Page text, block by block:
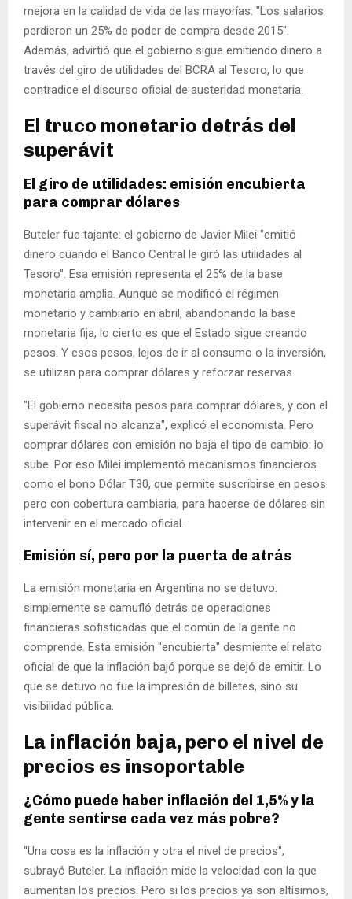
mejora en la calidad de vida de las mayorías: "Los salarios
perdieron un 25% de poder de compra desde 2015".
Además, advirtió que el gobierno sigue emitiendo dinero a
través del giro de utilidades del BCRA al Tesoro, lo que
contradice el discurso oficial de austeridad monetaria.
El truco monetario detrás del
superávit
El giro de utilidades: emisión encubierta
para comprar dólares
Buteler fue tajante: el gobierno de Javier Milei "emitió
dinero cuando el Banco Central le giró las utilidades al
Tesoro". Esa emisión representa el 25% de la base
monetaria amplia. Aunque se modificó el régimen
monetario y cambiario en abril, abandonando la base
monetaria fija, lo cierto es que el Estado sigue creando
pesos. Y esos pesos, lejos de ir al consumo o la inversión,
se utilizan para comprar dólares y reforzar reservas.
"El gobierno necesita pesos para comprar dólares, y con el
superávit fiscal no alcanza", explicó el economista. Pero
comprar dólares con emisión no baja el tipo de cambio: lo
sube. Por eso Milei implementó mecanismos financieros
como el bono Dólar T30, que permite suscribirse en pesos
pero con cobertura cambiaria, para hacerse de dólares sin
intervenir en el mercado oficial.
Emisión sí, pero por la puerta de atrás
La emisión monetaria en Argentina no se detuvo:
simplemente se camufló detrás de operaciones
financieras sofisticadas que el común de la gente no
comprende. Esta emisión "encubierta" desmiente el relato
oficial de que la inflación bajó porque se dejó de emitir. Lo
que se detuvo no fue la impresión de billetes, sino su
visibilidad pública.
La inflación baja, pero el nivel de
precios es insoportable
¿Cómo puede haber inflación del 1,5% y la
gente sentirse cada vez más pobre?
"Una cosa es la inflación y otra el nivel de precios",
subrayó Buteler. La inflación mide la velocidad con la que
aumentan los precios. Pero si los precios ya son altísimos,